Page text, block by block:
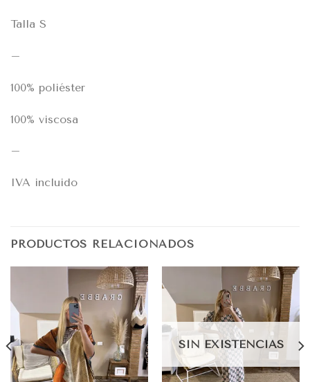
Talla S
–
100% poliéster
100% viscosa
–
IVA incluido
PRODUCTOS RELACIONADOS
SIN EXISTENCIAS